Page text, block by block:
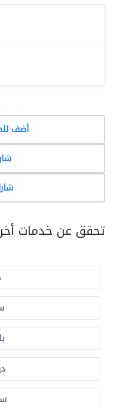
أضف
تحقق عن خدمات